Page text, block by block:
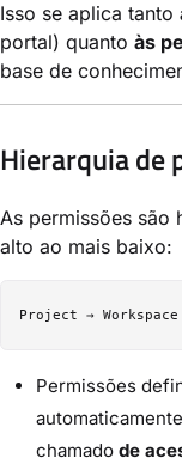
Isso se aplica tanto
portal) quanto às
base de
Hierarquia de
As permissões são
alto ao mais baixo:
Permissões
chamado de